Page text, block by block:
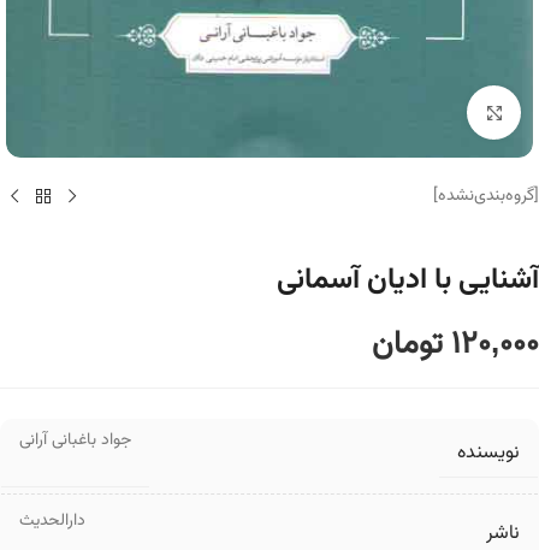
برای بزرگنمایی کلیک کنید
[گروه‌بندی‌نشده]
آشنایی با ادیان آسمانی
120,000تومان
نویسنده جواد باغبانی آرانی
ناشر دارالحدیث